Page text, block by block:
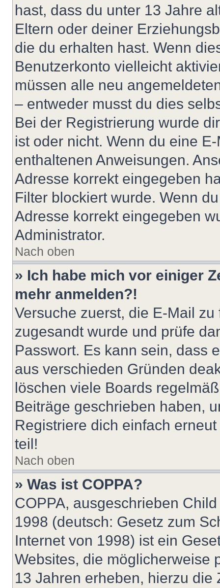
hast, dass du unter 13 Jahre
Eltern oder deiner
die du erhalten hast. Wenn
Benutzerkonto vielleicht
müssen alle neu
– entweder musst du dies
Bei der Registrierung wurde
ist oder nicht. Wenn du eine
enthaltenen Anweisungen.
Adresse korrekt eingegeben
Filter blockiert wurde. Wenn
Adresse korrekt eingegeben
Administrator.
Nach oben
» Ich habe mich vor einiger
mehr anmelden?!
Versuche zuerst, die E-Mail
zugesandt wurde und prüfe
Passwort. Es kann sein, dass
aus verschieden Gründen
löschen viele Boards
Beiträge geschrieben haben,
Registriere dich einfach
teil!
Nach oben
» Was ist COPPA?
COPPA, ausgeschrieben
1998 (deutsch: Gesetz zum
Internet von 1998) ist ein
Websites, die möglicherweise
13 Jahren erheben, hierzu die